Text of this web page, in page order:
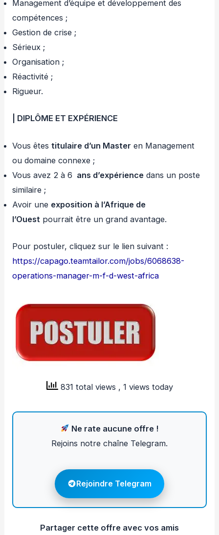
Management d’équipe et développement des
compétences ;
Gestion de crise ;
Sérieux ;
Organisation ;
Réactivité ;
Rigueur.
| DIPLÔME ET EXPÉRIENCE
Vous êtestitulaire d’un Master en Management
ou domaine connexe ;
Vous avez 2 à 6 ans d’expérience dans un poste
similaire ;
Avoir une exposition à l’Afrique de
l’Ouest pourrait être un grand avantage.
Pour postuler, cliquez sur le lien suivant :
https://capago.teamtailor.com/jobs/6068638-
operations-manager-m-f-d-west-africa
831 total views , 1 views today
Ne rate aucune offre !
Rejoins notre chaîne Telegram.
Rejoindre Telegram
Partager cette offre avec vos amis